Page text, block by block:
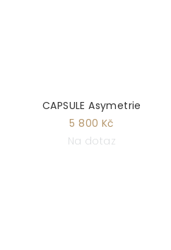
CAPSULE Asymetrie
5 800 Kč
Na dotaz